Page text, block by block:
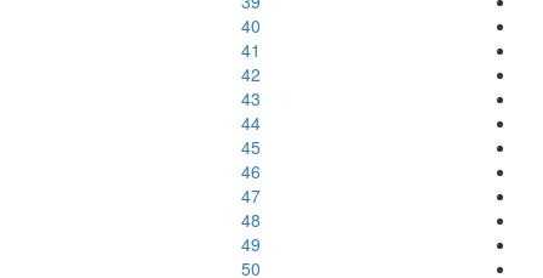
40
41
42
43
44
45
46
47
48
49
50